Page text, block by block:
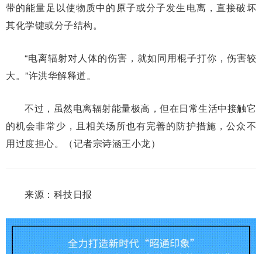
带的能量足以使物质中的原子或分子发生电离，直接破坏
其化学键或分子结构。
“电离辐射对人体的伤害，就如同用棍子打你，伤害较
大。”许洪华解释道。
不过，虽然电离辐射能量极高，但在日常生活中接触它
的机会非常少，且相关场所也有完善的防护措施，公众不
用过度担心。（记者宗诗涵王小龙）
来源：科技日报